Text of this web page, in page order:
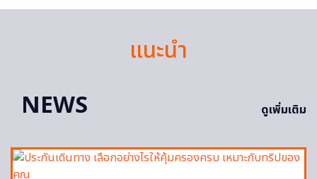
แนะนำ
NEWS
ดูเพิ่มเติม